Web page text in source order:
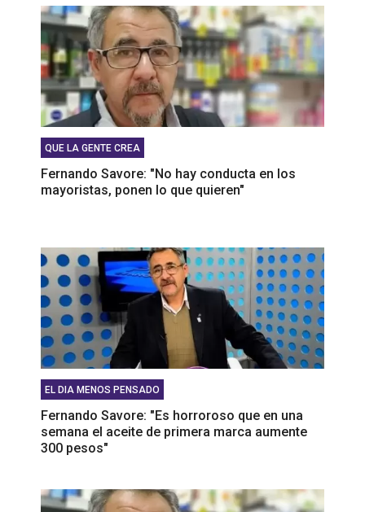
QUE LA GENTE CREA
Fernando Savore: "No hay conducta en los
mayoristas, ponen lo que quieren"
EL DIA MENOS PENSADO
Fernando Savore: "Es horroroso que en una
semana el aceite de primera marca aumente
300 pesos"